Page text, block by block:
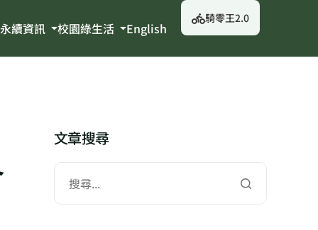
永續資訊 校園綠生活 English
騎零王2.0
文章搜尋